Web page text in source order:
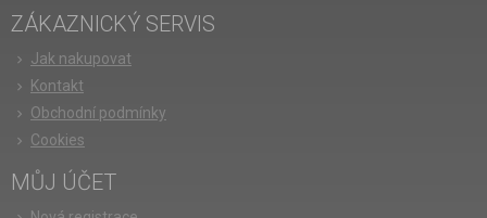
ZÁKAZNICKÝ SERVIS
Jak nakupovat
Kontakt
Obchodní podmínky
Cookies
MŮJ ÚČET